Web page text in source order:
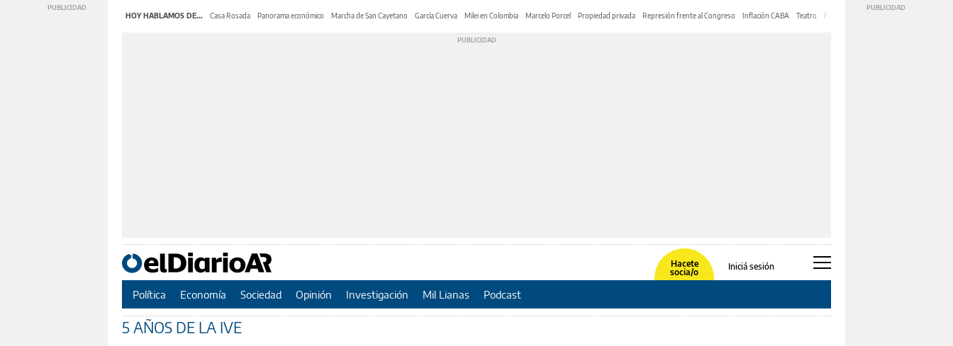
HOY HABLAMOS DE... Casa Rosada Panorama económico Marcha de San Cayetano García Cuerva Milei en Colombia Marcelo Porcel Propiedad privada Represión frente al Congreso Inflación CABA Teatro Feria de Editores
Hacete
socia/o
Iniciá sesión
Política Economía Sociedad Opinión Investigación Mil Lianas Podcast
5 AÑOS DE LA IVE